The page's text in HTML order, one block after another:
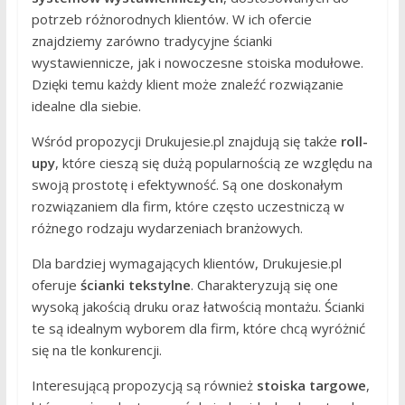
potrzeb różnorodnych klientów. W ich ofercie
znajdziemy zarówno tradycyjne ścianki
wystawiennicze, jak i nowoczesne stoiska modułowe.
Dzięki temu każdy klient może znaleźć rozwiązanie
idealne dla siebie.
Wśród propozycji Drukujesie.pl znajdują się także roll-
upy, które cieszą się dużą popularnością ze względu na
swoją prostotę i efektywność. Są one doskonałym
rozwiązaniem dla firm, które często uczestniczą w
różnego rodzaju wydarzeniach branżowych.
Dla bardziej wymagających klientów, Drukujesie.pl
oferuje ścianki tekstylne. Charakteryzują się one
wysoką jakością druku oraz łatwością montażu. Ścianki
te są idealnym wyborem dla firm, które chcą wyróżnić
się na tle konkurencji.
Interesującą propozycją są również stoiska targowe,